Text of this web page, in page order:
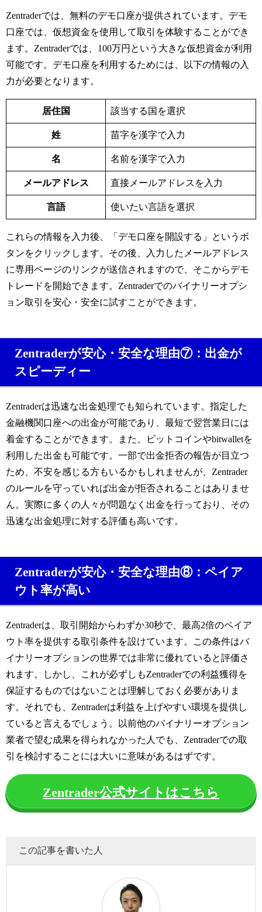
Zentraderでは、無料のデモ口座が提供されています。デモ
口座では、仮想資金を使用して取引を体験することができ
ます。Zentraderでは、100万円という大きな仮想資金が利用
可能です。デモ口座を利用するためには、以下の情報の入
力が必要となります。
居住国 該当する国を選択
姓 苗字を漢字で入力
名 名前を漢字で入力
メールアドレス 直接メールアドレスを入力
言語 使いたい言語を選択
これらの情報を入力後、「デモ口座を開設する」というボ
タンをクリックします。その後、入力したメールアドレス
に専用ページのリンクが送信されますので、そこからデモ
トレードを開始できます。Zentraderでのバイナリーオプシ
ョン取引を安心・安全に試すことができます。
Zentraderが安心・安全な理由⑦：出金が
スピーディー
Zentraderは迅速な出金処理でも知られています。指定した
金融機関口座への出金が可能であり、最短で翌営業日には
着金することができます。また、ビットコインやbitwalletを
利用した出金も可能です。一部で出金拒否の報告が目立つ
ため、不安を感じる方もいるかもしれませんが、Zentrader
のルールを守っていれば出金が拒否されることはありませ
ん。実際に多くの人々が問題なく出金を行っており、その
迅速な出金処理に対する評価も高いです。
Zentraderが安心・安全な理由⑧：ペイア
ウト率が高い
Zentraderは、取引開始からわずか30秒で、最高2倍のペイア
ウト率を提供する取引条件を設けています。この条件はバ
イナリーオプションの世界では非常に優れていると評価さ
れます。しかし、これが必ずしもZentraderでの利益獲得を
保証するものではないことは理解しておく必要がありま
す。それでも、Zentraderは利益を上げやすい環境を提供し
ていると言えるでしょう。以前他のバイナリーオプション
業者で望む成果を得られなかった人でも、Zentraderでの取
引を検討することには大いに意味があるはずです。
Zentrader公式サイトはこちら
この記事を書いた人